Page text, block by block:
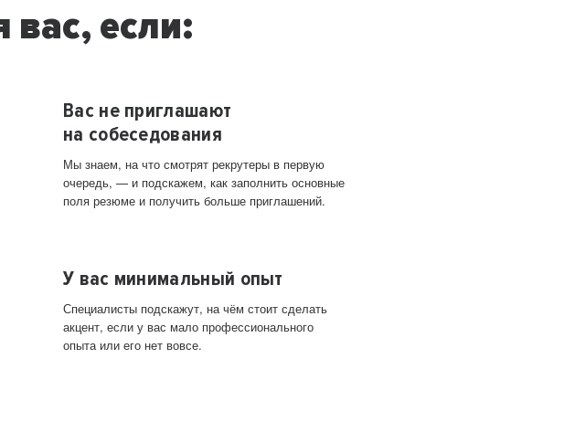
вас, если:
Вас не приглашают
на собеседования
Мы знаем, на что смотрят рекрутеры в первую
очередь, — и подскажем, как заполнить основные
поля резюме и получить больше приглашений.
У вас минимальный опыт
Специалисты подскажут, на чём стоит сделать
акцент, если у вас мало профессионального
опыта или его нет вовсе.